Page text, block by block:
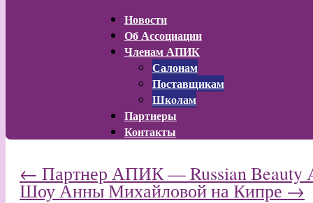
Новости
Об Ассоциации
Членам АПИК
Салонам
Поставщикам
Школам
Партнеры
Контакты
← Партнер АПИК — Russian Beauty
Шоу Анны Михайловой на Кипре→